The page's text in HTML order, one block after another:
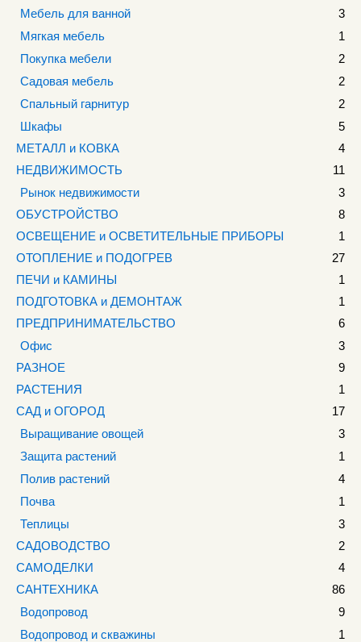
Мебель для ванной
3
Мягкая мебель
1
Покупка мебели
2
Садовая мебель
2
Спальный гарнитур
2
Шкафы
5
МЕТАЛЛ и КОВКА
4
НЕДВИЖИМОСТЬ
11
Рынок недвижимости
3
ОБУСТРОЙСТВО
8
ОСВЕЩЕНИЕ и ОСВЕТИТЕЛЬНЫЕ ПРИБОРЫ
1
ОТОПЛЕНИЕ и ПОДОГРЕВ
27
ПЕЧИ и КАМИНЫ
1
ПОДГОТОВКА и ДЕМОНТАЖ
1
ПРЕДПРИНИМАТЕЛЬСТВО
6
Офис
3
РАЗНОЕ
9
РАСТЕНИЯ
1
САД и ОГОРОД
17
Выращивание овощей
3
Защита растений
1
Полив растений
4
Почва
1
Теплицы
3
САДОВОДСТВО
2
САМОДЕЛКИ
4
САНТЕХНИКА
86
Водопровод
9
Водопровод и скважины
1